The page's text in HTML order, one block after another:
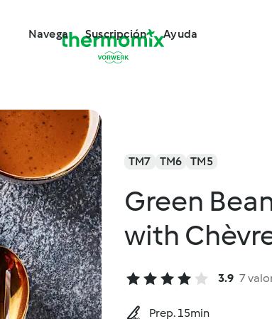
Navega Suscripción Ayuda
TM7 TM6 TM5
Green
with
3.9 7
Prep. 15min